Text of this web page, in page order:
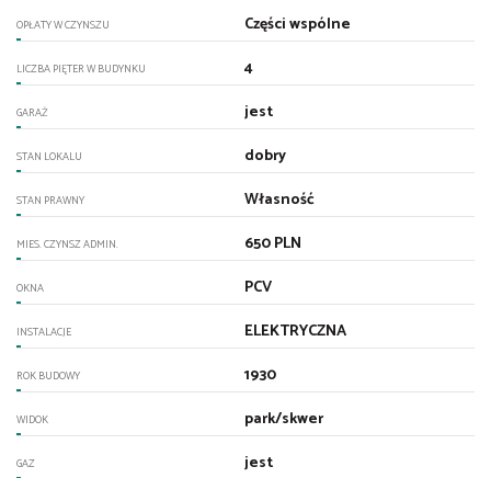
OPŁATY W CZYNSZU Części wspólne
LICZBA PIĘTER W BUDYNKU 4
GARAŻ jest
STAN LOKALU dobry
STAN PRAWNY Własność
MIES. CZYNSZ ADMIN. 650 PLN
OKNA PCV
INSTALACJE ELEKTRYCZNA
ROK BUDOWY 1930
WIDOK park/skwer
GAZ jest